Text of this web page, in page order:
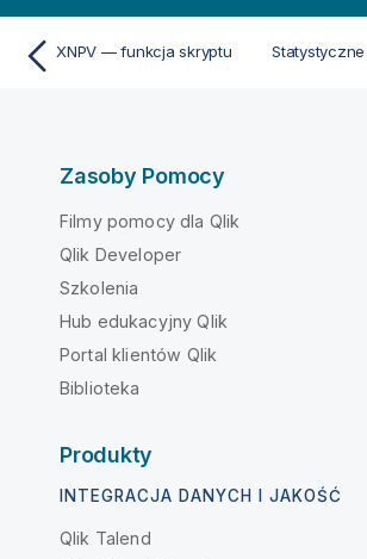
XNPV — funkcja skryptu
Zasoby Pomocy
Filmy pomocy dla Qlik
Qlik Developer
Szkolenia
Hub edukacyjny Qlik
Portal klientów Qlik
Biblioteka
Produkty
INTEGRACJA DANYCH I JAKOŚĆ
Qlik Talend